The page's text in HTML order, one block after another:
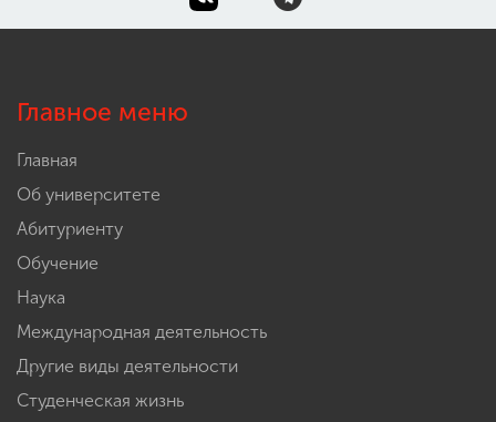
Главное меню
Главная
Об университете
Абитуриенту
Обучение
Наука
Международная деятельность
Другие виды деятельности
Студенческая жизнь